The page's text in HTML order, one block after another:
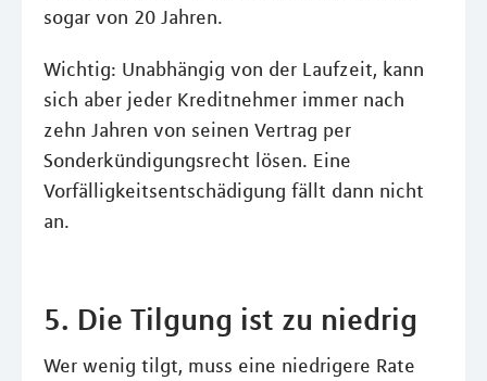
sogar von 20 Jahren.
Wichtig: Unabhängig von der Laufzeit, kann
sich aber jeder Kreditnehmer immer nach
zehn Jahren von seinen Vertrag per
Sonderkündigungsrecht lösen. Eine
Vorfälligkeitsentschädigung fällt dann nicht
an.
5. Die Tilgung ist zu niedrig
Wer wenig tilgt, muss eine niedrigere Rate